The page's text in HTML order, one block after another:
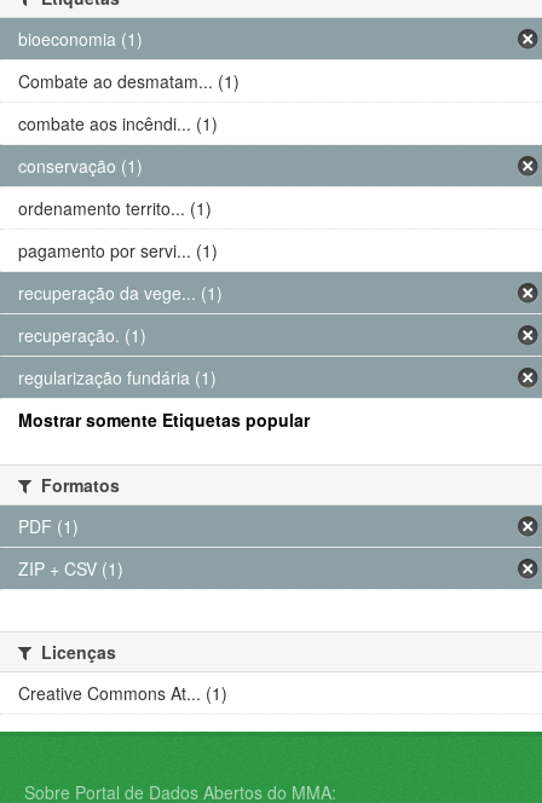
bioeconomia (1)
Combate ao desmatam... (1)
combate aos incêndi... (1)
conservação (1)
ordenamento territo... (1)
pagamento por servi... (1)
recuperação da vege... (1)
recuperação. (1)
regularização fundária (1)
Mostrar somente Etiquetas popular
Formatos
PDF (1)
ZIP + CSV (1)
Licenças
Creative Commons At... (1)
Sobre Portal de Dados Abertos do MMA: